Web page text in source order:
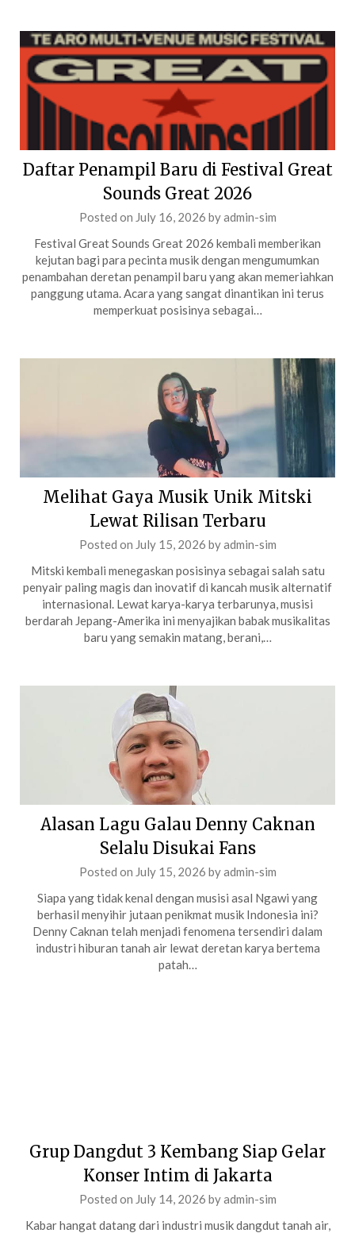
Daftar Penampil Baru di Festival Great
Sounds Great 2026
Posted on July 16, 2026 byadmin-sim
Festival Great Sounds Great 2026 kembali memberikan
kejutan bagi para pecinta musik dengan mengumumkan
penambahan deretan penampil baru yang akan memeriahkan
panggung utama. Acara yang sangat dinantikan ini terus
memperkuat posisinya sebagai…
Melihat Gaya Musik Unik Mitski
Lewat Rilisan Terbaru
Posted on July 15, 2026 byadmin-sim
Mitski kembali menegaskan posisinya sebagai salah satu
penyair paling magis dan inovatif di kancah musik alternatif
internasional. Lewat karya-karya terbarunya, musisi
berdarah Jepang-Amerika ini menyajikan babak musikalitas
baru yang semakin matang, berani,…
Alasan Lagu Galau Denny Caknan
Selalu Disukai Fans
Posted on July 15, 2026 byadmin-sim
Siapa yang tidak kenal dengan musisi asal Ngawi yang
berhasil menyihir jutaan penikmat musik Indonesia ini?
Denny Caknan telah menjadi fenomena tersendiri dalam
industri hiburan tanah air lewat deretan karya bertema
patah…
Grup Dangdut 3 Kembang Siap Gelar
Konser Intim di Jakarta
Posted on July 14, 2026 byadmin-sim
Kabar hangat datang dari industri musik dangdut tanah air,